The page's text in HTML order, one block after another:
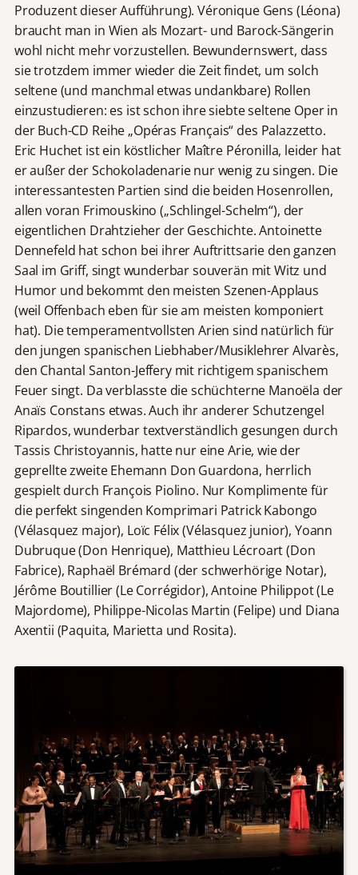
Produzent dieser Aufführung). Véronique Gens (Léona)
braucht man in Wien als Mozart- und Barock-Sängerin
wohl nicht mehr vorzustellen. Bewundernswert, dass
sie trotzdem immer wieder die Zeit findet, um solch
seltene (und manchmal etwas undankbare) Rollen
einzustudieren: es ist schon ihre siebte seltene Oper in
der Buch-CD Reihe „Opéras Français“ des Palazzetto.
Eric Huchet ist ein köstlicher Maître Péronilla, leider hat
er außer der Schokoladenarie nur wenig zu singen. Die
interessantesten Partien sind die beiden Hosenrollen,
allen voran Frimouskino („Schlingel-Schelm“), der
eigentlichen Drahtzieher der Geschichte. Antoinette
Dennefeld hat schon bei ihrer Auftrittsarie den ganzen
Saal im Griff, singt wunderbar souverän mit Witz und
Humor und bekommt den meisten Szenen-Applaus
(weil Offenbach eben für sie am meisten komponiert
hat). Die temperamentvollsten Arien sind natürlich für
den jungen spanischen Liebhaber/Musiklehrer Alvarès,
den Chantal Santon-Jeffery mit richtigem spanischem
Feuer singt. Da verblasste die schüchterne Manoëla der
Anaïs Constans etwas. Auch ihr anderer Schutzengel
Ripardos, wunderbar textverständlich gesungen durch
Tassis Christoyannis, hatte nur eine Arie, wie der
geprellte zweite Ehemann Don Guardona, herrlich
gespielt durch François Piolino. Nur Komplimente für
die perfekt singenden Komprimari Patrick Kabongo
(Vélasquez major), Loïc Félix (Vélasquez junior), Yoann
Dubruque (Don Henrique), Matthieu Lécroart (Don
Fabrice), Raphaël Brémard (der schwerhörige Notar),
Jérôme Boutillier (Le Corrégidor), Antoine Philippot (Le
Majordome), Philippe-Nicolas Martin (Felipe) und Diana
Axentii (Paquita, Marietta und Rosita).